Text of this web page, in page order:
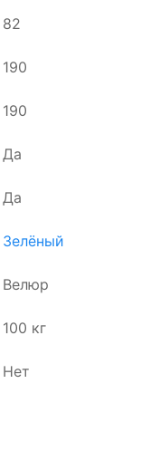
82
190
190
Да
Да
Зелёный
Велюр
100 кг
Нет